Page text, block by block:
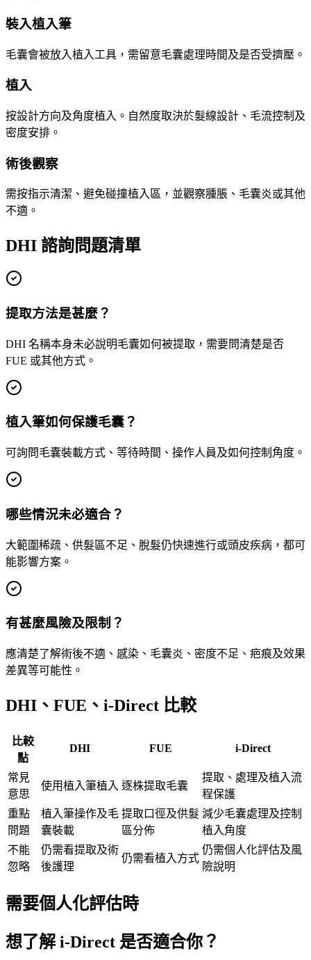
裝入植入筆
毛囊會被放入植入工具，需留意毛囊處理時間及是否受擠壓。
植入
按設計方向及角度植入。自然度取決於髮線設計、毛流控制及
密度安排。
術後觀察
需按指示清潔、避免碰撞植入區，並觀察腫脹、毛囊炎或其他
不適。
DHI 諮詢問題清單
提取方法是甚麼？
DHI 名稱本身未必說明毛囊如何被提取，需要問清楚是否
FUE 或其他方式。
植入筆如何保護毛囊？
可詢問毛囊裝載方式、等待時間、操作人員及如何控制角度。
哪些情況未必適合？
大範圍稀疏、供髮區不足、脫髮仍快速進行或頭皮疾病，都可
能影響方案。
有甚麼風險及限制？
應清楚了解術後不適、感染、毛囊炎、密度不足、疤痕及效果
差異等可能性。
DHI、FUE、i-Direct 比較
比較
點
DHI FUE i-Direct
常見
意思
使用植入筆植入 逐株提取毛囊
提取、處理及植入流
程保護
重點
問題
植入筆操作及毛
囊裝載
提取口徑及供髮
區分佈
減少毛囊處理及控制
植入角度
不能
忽略
仍需看提取及術
後護理
仍需看植入方式
仍需個人化評估及風
險說明
需要個人化評估時
想了解 i-Direct 是否適合你？